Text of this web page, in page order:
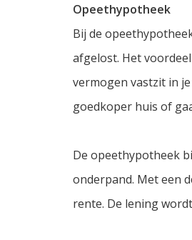
Opeethypotheek
Bij de
afgelost. Het
vermogen vastzit in
goedkoper huis of
De opeethypotheek
onderpand. Met een
rente. De lening